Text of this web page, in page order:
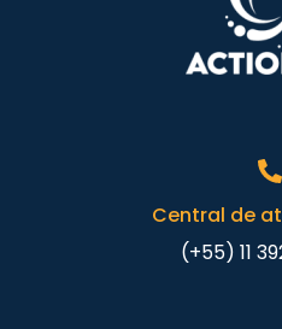
Central de
(+55) 11